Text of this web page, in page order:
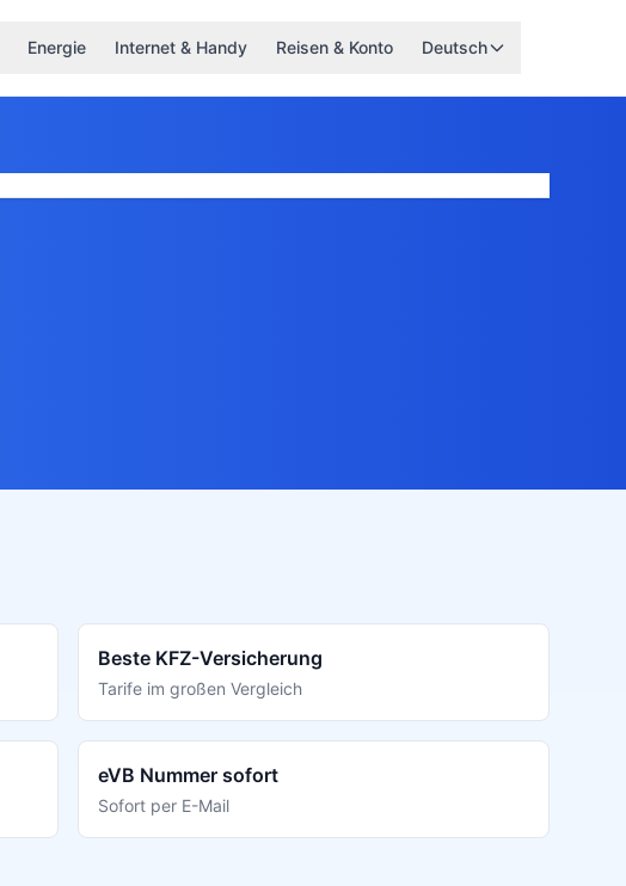
Energie Internet & Handy Reisen & Konto Deutsch
Beste KFZ-Versicherung
Tarife im großen Vergleich
eVB Nummer sofort
Sofort per E-Mail